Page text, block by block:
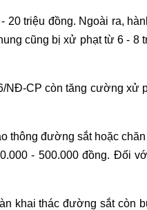
20 triệu đồng. Ngoài ra,
cũng bị xử phạt từ 6 - 8
NĐ-CP còn tăng cường xử
thông đường sắt hoặc chăn
- 500.000 đồng. Đối
khai thác đường sắt còn